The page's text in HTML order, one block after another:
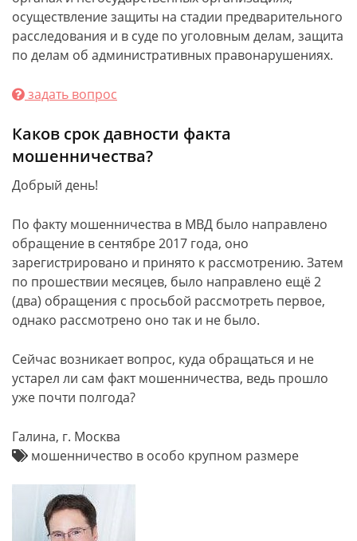
осуществление защиты на стадии предварительного
расследования и в суде по уголовным делам, защита
по делам об административных правонарушениях.
задать вопрос
Каков срок давности факта
мошенничества?
Добрый день!
По факту мошенничества в МВД было направлено
обращение в сентябре 2017 года, оно
зарегистрировано и принято к рассмотрению. Затем
по прошествии месяцев, было направлено ещё 2
(два) обращения с просьбой рассмотреть первое,
однако рассмотрено оно так и не было.
Сейчас возникает вопрос, куда обращаться и не
устарел ли сам факт мошенничества, ведь прошло
уже почти полгода?
Галина, г. Москва
мошенничество в особо крупном размере